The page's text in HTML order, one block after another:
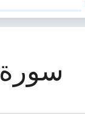
سورة 79, النازعات (النازعات)